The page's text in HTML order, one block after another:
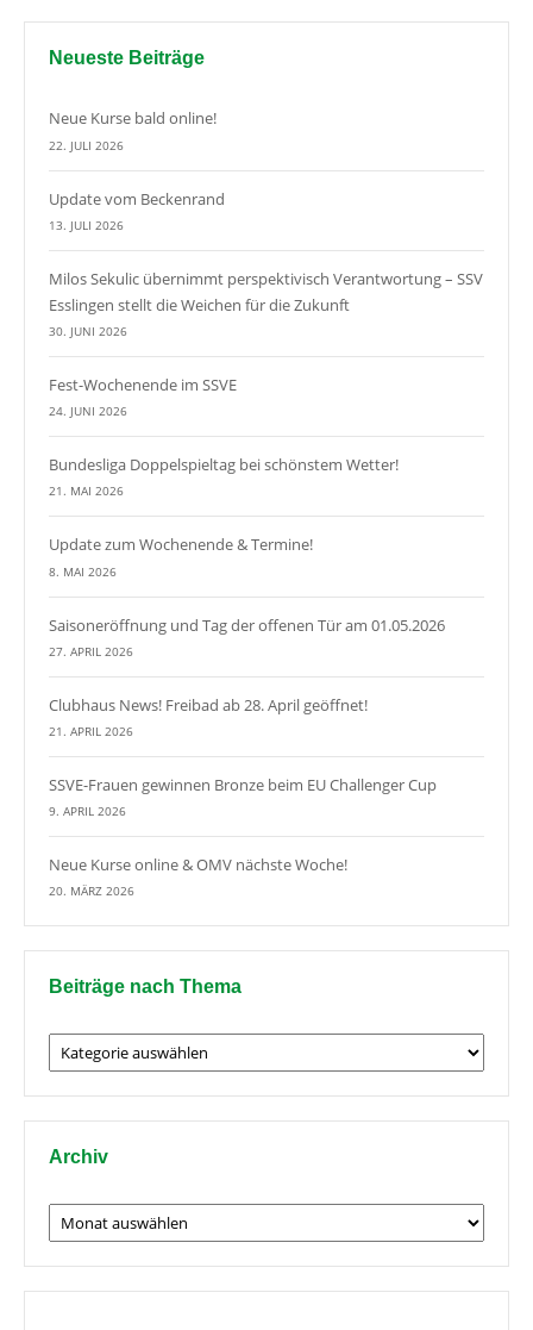
Neueste Beiträge
Neue Kurse bald online!
22. JULI 2026
Update vom Beckenrand
13. JULI 2026
Milos Sekulic übernimmt perspektivisch Verantwortung – SSV
Esslingen stellt die Weichen für die Zukunft
30. JUNI 2026
Fest-Wochenende im SSVE
24. JUNI 2026
Bundesliga Doppelspieltag bei schönstem Wetter!
21. MAI 2026
Update zum Wochenende & Termine!
8. MAI 2026
Saisoneröffnung und Tag der offenen Tür am 01.05.2026
27. APRIL 2026
Clubhaus News! Freibad ab 28. April geöffnet!
21. APRIL 2026
SSVE-Frauen gewinnen Bronze beim EU Challenger Cup
9. APRIL 2026
Neue Kurse online & OMV nächste Woche!
20. MÄRZ 2026
Beiträge nach Thema
Beiträge
nach
Thema
Archiv
Archiv